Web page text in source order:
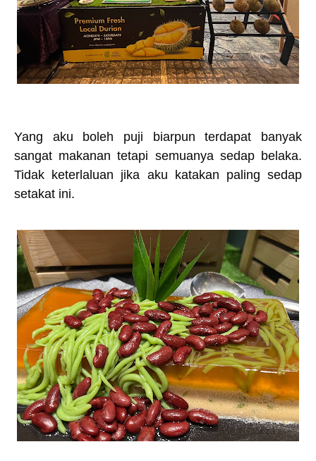
Yang aku boleh puji biarpun terdapat banyak
sangat makanan tetapi semuanya sedap belaka.
Tidak keterlaluan jika aku katakan paling sedap
setakat ini.